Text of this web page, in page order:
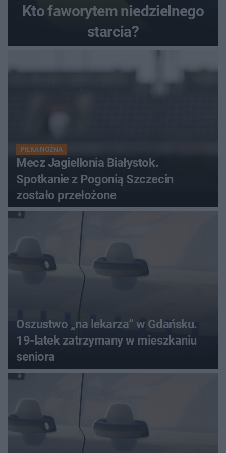
Kto faworytem niedzielnego
starcia?
PIŁKA NOŻNA
Mecz Jagiellonia Białystok.
Spotkanie z Pogonią Szczecin
zostało przełożone
Oszustwo „na lekarza” w Gdańsku.
19-latek zatrzymany w mieszkaniu
seniora